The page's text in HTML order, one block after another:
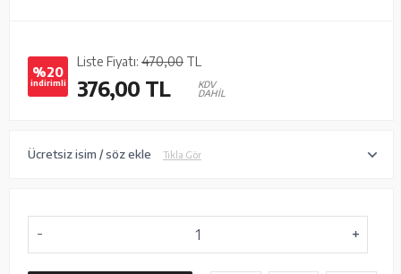
%20
indirimli
Liste Fiyatı: 470,00 TL
376,00 TL
KDV
DAHİL
Ücretsiz isim / söz ekle Tıkla Gör